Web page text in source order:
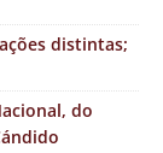
distintas;
do